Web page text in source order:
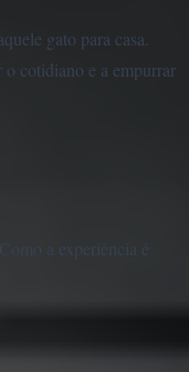
gato para casa.
cotidiano e a empurrar
a experiência é